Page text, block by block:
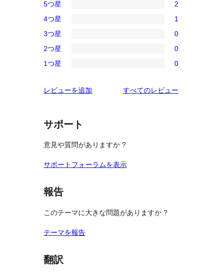
5-
星
レ
ビ
ー
5つ星 2
4-
星
レ
ュ
4つ星 1
3-
星
ビ
3つ星 0
2-
レ
ュ
ー
2つ星 0
星
ビ
ー
1つ星 0
レビューを追加 すべてのレビュー
サポート
意見や質問がありますか ?
サポートフォーラムを表示
報告
このテーマに大きな問題がありますか ?
テーマを報告
翻訳